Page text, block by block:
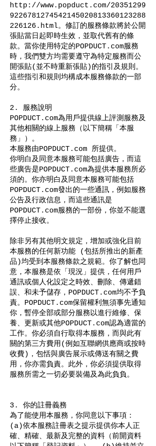
http://www.popduct.com/20351299
9226781274542145020813360123288
226126.html。修訂的服務條款將於公開
張貼當日起即時生效，並取代舊有的條
款。當你使用特定的POPDUCT.com服務
時，我們雙方均需要遵守為特定服務而公
開張貼(並不時重新張貼)的指引及規則。
這些指引和規則均構成本服務條款的一部
分。
2. 服務說明
POPDUCT.com為用戶提供線上評測服務及
其他相關的線上服務（以下簡稱「本服
務」）。
本服務由POPDUCT.com 所提供。
你明白及同意本服務可能包括廣告，而這
些廣告是POPDUCT.com為提供本服務所必
須的。你亦明白及同意本服務可能包括
POPDUCT.com發出的一些通訊，例如服務
公告及行政信息，而這些通訊是
POPDUCT.com服務的一部份，你並不能選
擇停止接收。
除非另有其他明文規定，增加或強化目前
本服務的任何新功能 (包括所推出的新產
品)均受到本服務條款之規範。你了解也同
意，本服務是依「現況」提供，任何用戶
通訊或個人化設定之時效、刪除、傳遞錯
誤、和未予儲存，POPDUCT.com均不予負
責。POPDUCT.com保留權利無須事先通知
你，暫停全部或部分服務以進行維修、保
養、更新或其他POPDUCT.com認為適當的
工作。你必須自行取得本服務，而與此有
關的第三方費用(例如互聯網供應商或按時
收費)，包恬與廣告展示或傳送有關之費
用，你亦需負責。此外，你必須提供取得
服務所需之一切必要裝備及為此負負。
3. 你的註冊義務
為了能使用本服務，你同意以下事項：
(a)依本服務註冊表之提示提供你本人正
確、精確、最新及完整的資料（前開資料